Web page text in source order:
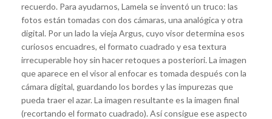
recuerdo. Para ayudarnos, Lamela se inventó un truco: las
fotos están tomadas con dos cámaras, una analógica y otra
digital. Por un lado la vieja Argus, cuyo visor determina esos
curiosos encuadres, el formato cuadrado y esa textura
irrecuperable hoy sin hacer retoques a posteriori. La imagen
que aparece en el visor al enfocar es tomada después con la
cámara digital, guardando los bordes y las impurezas que
pueda traer el azar. La imagen resultante es la imagen final
(recortando el formato cuadrado). Así consigue ese aspecto